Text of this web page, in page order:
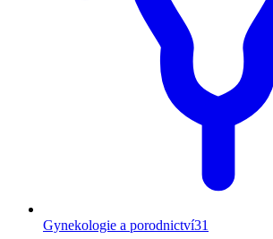
Gynekologie a porodnictví31